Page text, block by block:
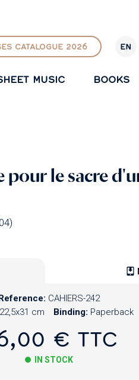
CATALOGUE 2026 EN
R
MUSIC BOOKS
le sacre
Reference: CAHIERS-242
22,5x31 cm Binding: Paperback
€ TTC
IN STOCK